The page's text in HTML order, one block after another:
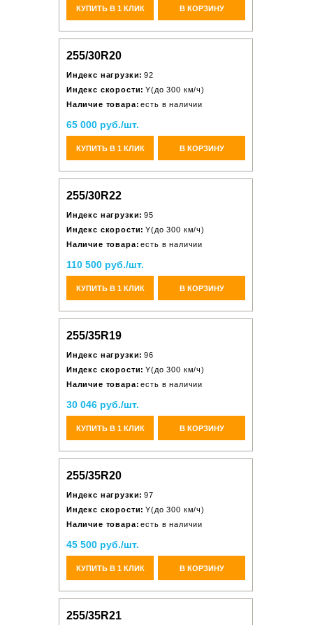
КУПИТЬ В 1 КЛИК В КОРЗИНУ
255/30R20
Индекс нагрузки: 92
Индекс скорости: Y(до 300 км/ч)
Наличие товара: есть в наличии
65 000 руб./шт.
КУПИТЬ В 1 КЛИК В КОРЗИНУ
255/30R22
Индекс нагрузки: 95
Индекс скорости: Y(до 300 км/ч)
Наличие товара: есть в наличии
110 500 руб./шт.
КУПИТЬ В 1 КЛИК В КОРЗИНУ
255/35R19
Индекс нагрузки: 96
Индекс скорости: Y(до 300 км/ч)
Наличие товара: есть в наличии
30 046 руб./шт.
КУПИТЬ В 1 КЛИК В КОРЗИНУ
255/35R20
Индекс нагрузки: 97
Индекс скорости: Y(до 300 км/ч)
Наличие товара: есть в наличии
45 500 руб./шт.
КУПИТЬ В 1 КЛИК В КОРЗИНУ
255/35R21